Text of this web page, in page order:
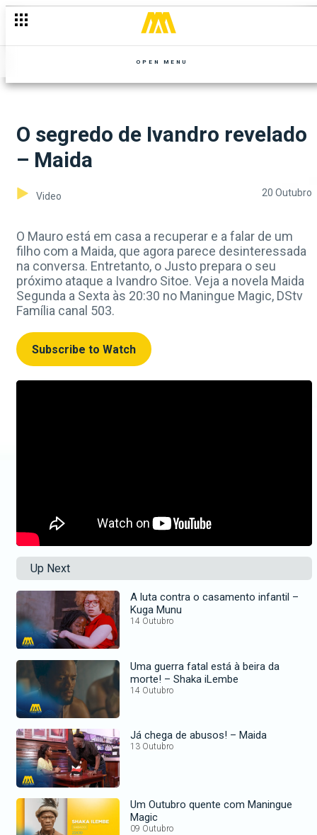
OPEN MENU
O segredo de Ivandro revelado
– Maida
Video 20 Outubro
O Mauro está em casa a recuperar e a falar de um
filho com a Maida, que agora parece desinteressada
na conversa. Entretanto, o Justo prepara o seu
próximo ataque a Ivandro Sitoe. Veja a novela Maida
Segunda a Sexta às 20:30 no Maningue Magic, DStv
Família canal 503.
Subscribe to Watch
Up Next
A luta contra o casamento infantil –
Kuga Munu
14 Outubro
Uma guerra fatal está à beira da
morte! – Shaka iLembe
14 Outubro
Já chega de abusos! – Maida
13 Outubro
Um Outubro quente com Maningue
Magic
09 Outubro